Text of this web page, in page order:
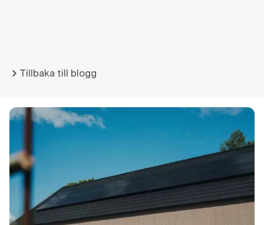
Tillbaka till blogg